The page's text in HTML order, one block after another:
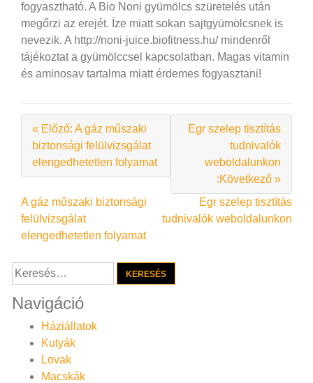
fogyasztható. A Bio Noni gyümölcs szüretelés után
megőrzi az erejét. Íze miatt sokan sajtgyümölcsnek is
nevezik. A http://noni-juice.biofitness.hu/ mindenről
tájékoztat a gyümölccsel kapcsolatban. Magas vitamin
és aminosav tartalma miatt érdemes fogyasztani!
« Előző: A gáz műszaki
biztonsági felülvizsgálat
elengedhetetlen folyamat
Egr szelep tisztítás
tudnivalók
weboldalunkon
:Következő »
Bejegyzés
navigáció
A gáz műszaki biztonsági
felülvizsgálat
elengedhetetlen folyamat
Egr szelep tisztítás
tudnivalók weboldalunkon
Keresés:
Navigáció
Háziállatok
Kutyák
Lovak
Macskák